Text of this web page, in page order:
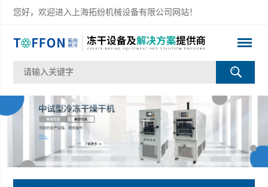
您好，欢迎进入上海拓纷机械设备有限公司网站！